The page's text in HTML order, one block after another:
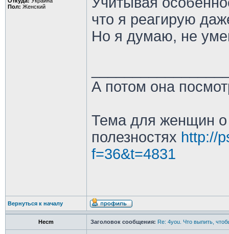
Пол: Женский
что я реагирую
Но я думаю, не
А потом она
Тема для женщин о
полезностях http://
f=36&t=4831
Вернуться к началу
Hecm Заголовок сообщения: Re: 4you. Что выпить,